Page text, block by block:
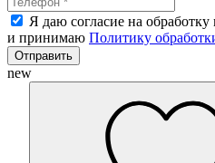
Я даю согласие на
и принимаю Политику
Отправить
new